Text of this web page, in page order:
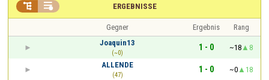
ERGEBNISSE
 
Gegner Ergebnis
Rang
Joaquin13
(~0)
1 - 0 ~18
8
ALLENDE
(47)
1 - 0 ~0
18